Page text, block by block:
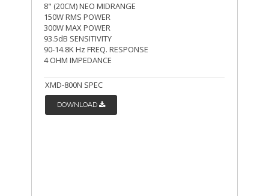
8" (20CM) NEO MIDRANGE
150W RMS POWER
300W MAX POWER
93.5dB SENSITIVITY
90-14.8K Hz FREQ. RESPONSE
4 OHM IMPEDANCE
XMD-800N SPEC
DOWNLOAD